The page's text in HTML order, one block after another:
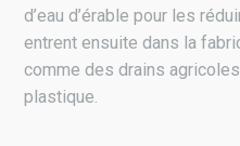
d’eau d’érable pour les
entrent ensuite dans la
comme des drains
plastique.